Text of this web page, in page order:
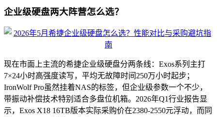
企业级硬盘两大阵营怎么选？
现在市面上主流的希捷企业级硬盘分两条线：Exos系列主打
7×24小时高强度读写，平均无故障时间250万小时起步；
IronWolf Pro虽然挂着NAS的标签，但企业级参数一个不少，
带振动补偿技术特别适合多盘位机箱。2026年Q1行业报告显
示，Exos X18 16TB版本实际采购价在2380-2550元浮动，而同